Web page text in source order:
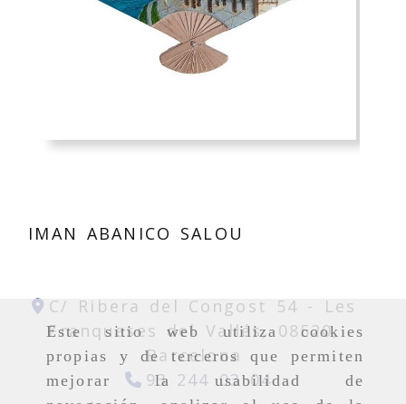
Este sitio web utiliza cookies
propias y de terceros que permiten
mejorar la usabilidad de
IMAN ABANICO SALOU
C/ Ribera del Congost 54 -
Les
Franqueses del Vallés, 08520,
Barcelona
93 244 03 04